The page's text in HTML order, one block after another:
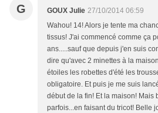
G GOUX Julie 27/10/2014 06:59
Wahou! 14! Alors je tente ma
tissus! J'ai commencé comme ça
ans.....sauf que depuis j'en suis
dire qu'avec 2 minettes à la
étoiles les robettes d'été les
obligatoire. Et puis je me suis
début de la fin! Et la maison! Mais
parfois...en faisant du tricot! Belle